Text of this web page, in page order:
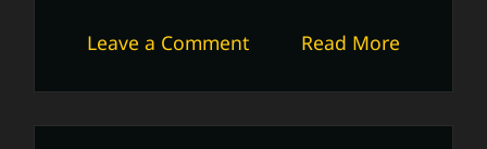
Read More
Leave a Commenton
bequeme
Welt